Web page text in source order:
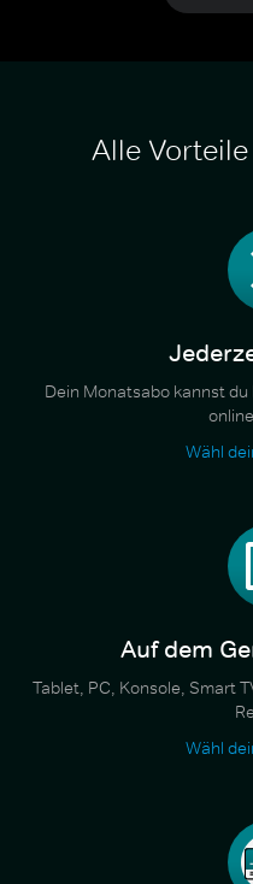
Alle
Dein Monatsabo kannst
Wähl
Auf dem
Tablet, PC, Konsole, Smart
Wähl